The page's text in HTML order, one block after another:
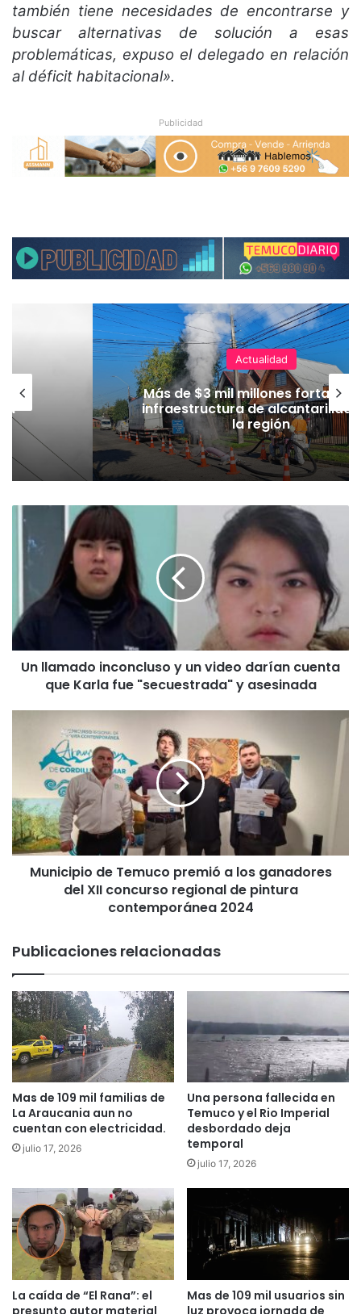
también tiene necesidades de encontrarse y
buscar alternativas de solución a esas
problemáticas, expuso el delegado en relación
al déficit habitacional».
Publicidad
Actualidad
Más de $3 mil millones
infraestructura de
la región
d
o
s
o
y
u
o
d
r
í
a
n
c
e
n
t
u
K
a
a
f
Un llamado inconcluso y un video darían cuenta
que Karla fue "secuestrada" y asesinada
i
p
i
o
u
c
o
p
r
e
m
i
ó
a
l
o
a
d
r
e
Municipio de Temuco premió a los ganadores
del XII concurso regional de pintura
contemporánea 2024
Publicaciones relacionadas
Mas de 109 mil familias de
La Araucania aun no
cuentan con electricidad.
julio 17, 2026
Una persona fallecida en
Temuco y el Rio Imperial
desbordado deja
temporal
julio 17, 2026
La caída de “El Rana”: el
presunto autor material
Mas de 109 mil usuarios sin
luz provoca jornada de